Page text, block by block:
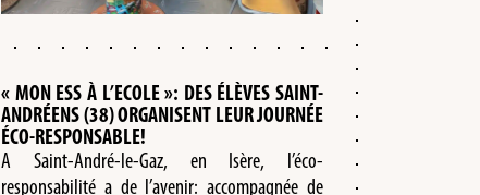
« MON ESS À L’ECOLE »: DES ÉLÈVES SAINT-
ANDRÉENS (38) ORGANISENT LEUR JOURNÉE
ÉCO-RESPONSABLE!
A Saint-André-le-Gaz, en Isère, l’éco-
responsabilité a de l’avenir: accompagnée de